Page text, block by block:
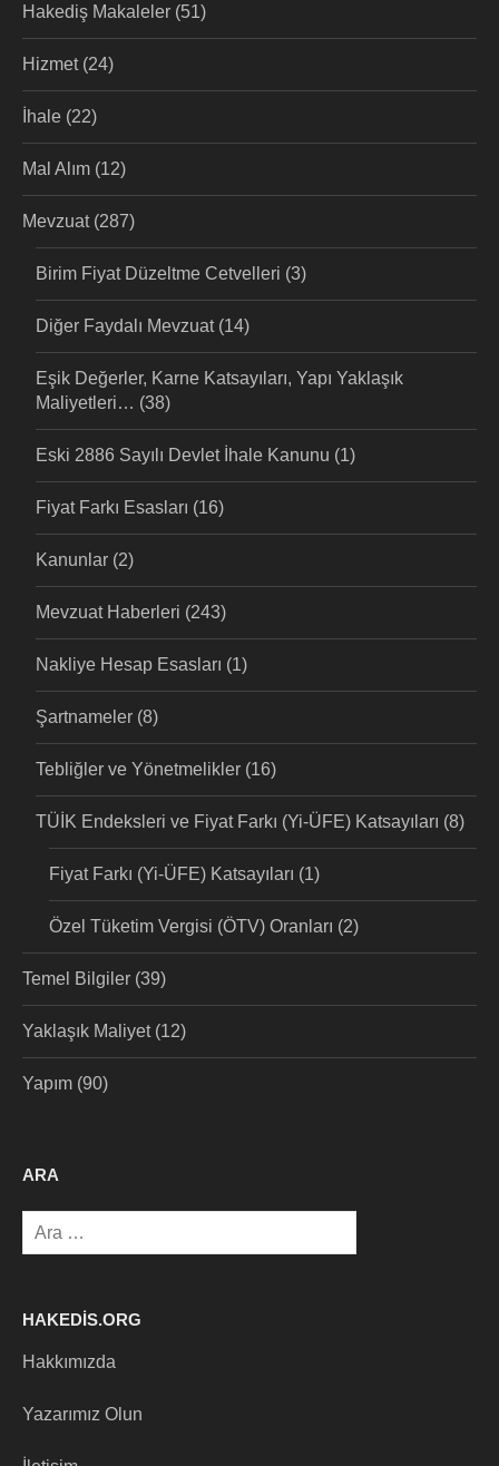
Hakediş Makaleler (51)
Hizmet(24)
İhale (22)
Mal Alım (12)
Mevzuat(287)
Birim Fiyat Düzeltme Cetvelleri (3)
Diğer Faydalı Mevzuat(14)
Eşik Değerler, Karne Katsayıları, Yapı Yaklaşık
Maliyetleri… (38)
Eski 2886 Sayılı Devlet İhale Kanunu (1)
Fiyat Farkı Esasları (16)
Kanunlar (2)
Mevzuat Haberleri (243)
Nakliye Hesap Esasları (1)
Şartnameler (8)
Tebliğler ve Yönetmelikler (16)
TÜİK Endeksleri ve Fiyat Farkı (Yi-ÜFE) Katsayıları (8)
Fiyat Farkı (Yi-ÜFE) Katsayıları (1)
Özel Tüketim Vergisi (ÖTV) Oranları (2)
Temel Bilgiler (39)
Yaklaşık Maliyet(12)
Yapım (90)
ARA
Arama:
HAKEDIS.ORG
Hakkımızda
Yazarımız Olun